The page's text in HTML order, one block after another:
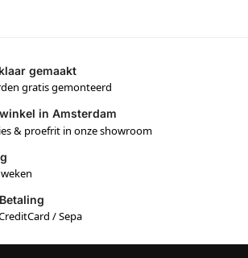
gemaakt
gratis gemonteerd
in Amsterdam
& proefrit in onze showroom
/ Sepa